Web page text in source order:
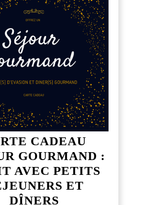
CADEAU
GOURMAND :
AVEC PETITS
ET
DÎNERS